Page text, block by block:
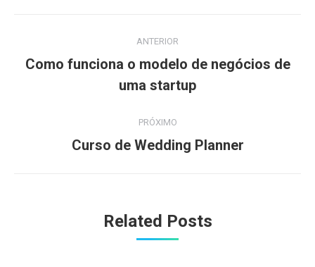
de
ANTERIOR
Post
anterior:
Como funciona o modelo de negócios de
uma startup
PRÓXIMO
Próximo
Curso de Wedding Planner
Related Posts